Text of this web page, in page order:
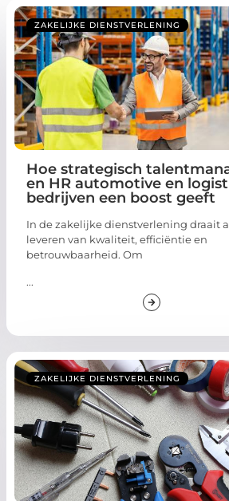
ZAKELIJKE DIENSTVERLENING
Hoe strategisch
en HR automotive en
bedrijven een boost geeft
In de zakelijke dienstverlening draait
leveren van kwaliteit, efficiëntie en
betrouwbaarheid. Om
...
ZAKELIJKE DIENSTVERLENING